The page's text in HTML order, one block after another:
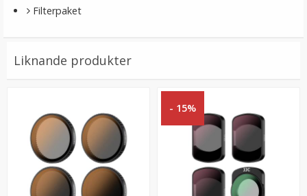
Filterpaket
Liknande produkter
- 15%